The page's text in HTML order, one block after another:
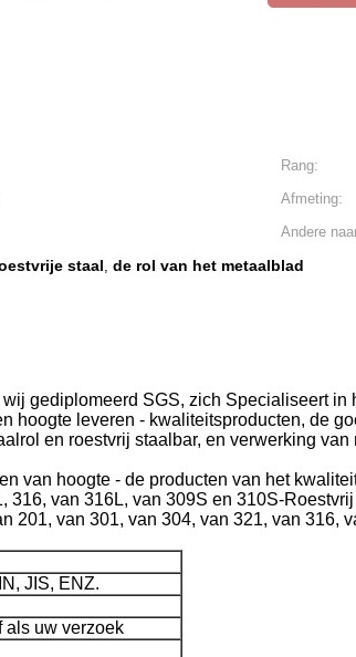
Rang:
Afmeting:
Andere
staal, de rol van het metaalblad
gediplomeerd SGS, zich Specialiseert
hoogte leveren - kwaliteitsproducten, de
en roestvrij staalbar, en verwerking
van hoogte - de producten van het
van 316L, van 309S en 310S-
201, van 301, van 304, van 321, van 316,
JIS, ENZ.
als uw verzoek